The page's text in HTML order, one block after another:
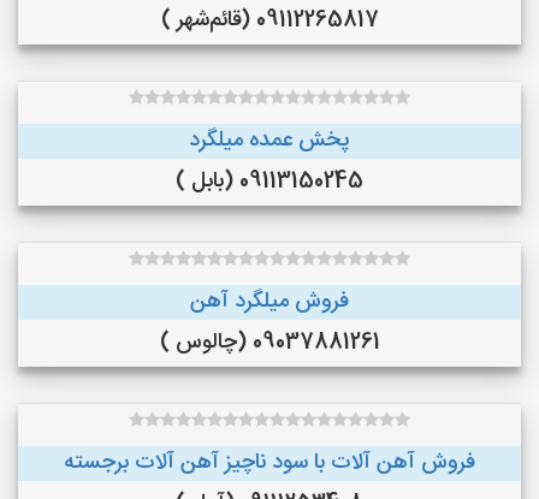
09112265817 (قائم‌شهر )
پخش عمده میلگرد
09113150245 (بابل )
فروش میلگرد آهن
09037881261 (چالوس )
فروش آهن آلات با سود ناچیز آهن آلات برجسته